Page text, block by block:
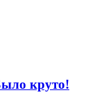
круто!